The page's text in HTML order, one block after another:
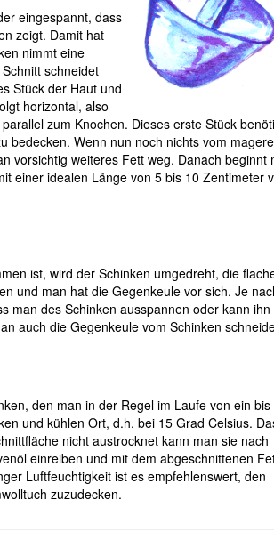
eingespannt, dass
zeigt. Damit hat
nimmt eine
schneidet
Stück der Haut und
horizontal, also
zum Knochen. Dieses erste Stück
bedecken. Wenn nun noch nichts vom
vorsichtig weiteres Fett weg. Danach beginnt
einer idealen Länge von 5 bis 10 Zentimeter
ist, wird der Schinken umgedreht, die
und man hat die Gegenkeule vor sich. Je
man des Schinken ausspannen oder kann ihn
auch die Gegenkeule vom Schinken
den man in der Regel im Laufe von ein bis
und kühlen Ort, d.h. bei 15 Grad Celsius.
nicht austrocknet kann man sie nach
einreiben und mit dem abgeschnittenen
Luftfeuchtigkeit ist es empfehlenswert, den
zuzudecken.